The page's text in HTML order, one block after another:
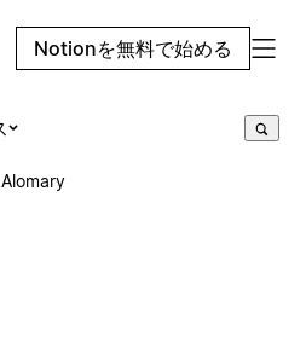
Notionを無料で始める